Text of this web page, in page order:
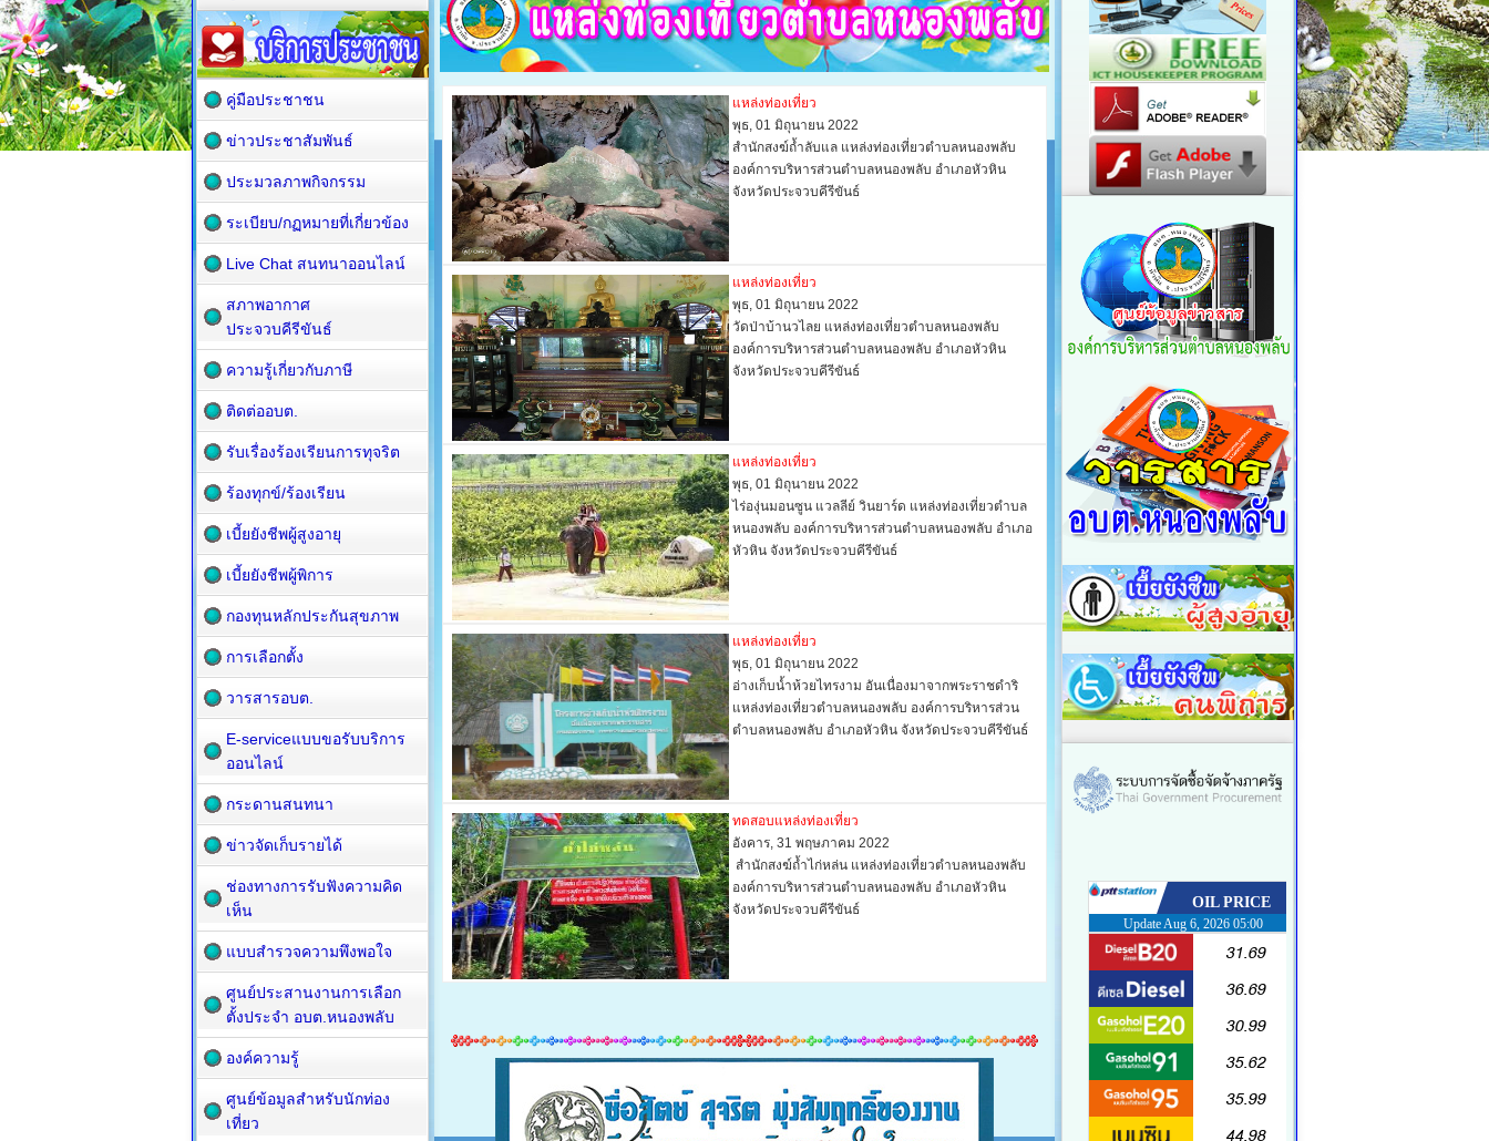
แหล่งท่องเที่ยว
พุธ, 01 มิถุนายน 2022
สำนักสงฆ์ถ้ำลับแล แหล่งท่องเที่ยวตำบลหนองพลับ
องค์การบริหารส่วนตำบลหนองพลับ อำเภอหัวหิน
จังหวัดประจวบคีรีขันธ์
แหล่งท่องเที่ยว
พุธ, 01 มิถุนายน 2022
วัดป่าบ้านวไลย แหล่งท่องเที่ยวตำบลหนองพลับ
องค์การบริหารส่วนตำบลหนองพลับ อำเภอหัวหิน
จังหวัดประจวบคีรีขันธ์
แหล่งท่องเที่ยว
พุธ, 01 มิถุนายน 2022
ไร่องุ่นมอนซูน แวลลีย์ วินยาร์ด แหล่งท่องเที่ยวตำบล
หนองพลับ องค์การบริหารส่วนตำบลหนองพลับ อำเภอ
หัวหิน จังหวัดประจวบคีรีขันธ์
แหล่งท่องเที่ยว
พุธ, 01 มิถุนายน 2022
อ่างเก็บน้ำห้วยไทรงาม อันเนื่องมาจากพระราชดำริ
แหล่งท่องเที่ยวตำบลหนองพลับ องค์การบริหารส่วน
ตำบลหนองพลับ อำเภอหัวหิน จังหวัดประจวบคีรีขันธ์
ทดสอบแหล่งท่องเที่ยว
อังคาร, 31 พฤษภาคม 2022
สำนักสงฆ์ถ้ำไก่หล่น แหล่งท่องเที่ยวตำบลหนองพลับ
องค์การบริหารส่วนตำบลหนองพลับ อำเภอหัวหิน
จังหวัดประจวบคีรีขันธ์
คู่มือประชาชน
ข่าวประชาสัมพันธ์
ประมวลภาพกิจกรรม
ระเบียบ/กฏหมายที่เกี่ยวข้อง
Live Chat สนทนาออนไลน์
สภาพอากาศ
ประจวบคีรีขันธ์
ความรู้เกี่ยวกับภาษี
ติดต่ออบต.
รับเรื่องร้องเรียนการทุจริต
ร้องทุกข์/ร้องเรียน
เบี้ยยังชีพผู้สูงอายุ
เบี้ยยังชีพผู้พิการ
กองทุนหลักประกันสุขภาพ
การเลือกตั้ง
วารสารอบต.
E-serviceแบบขอรับบริการ
ออนไลน์
กระดานสนทนา
ข่าวจัดเก็บรายได้
ช่องทางการรับฟังความคิด
เห็น
แบบสำรวจความพึงพอใจ
ศูนย์ประสานงานการเลือก
ตั้งประจำ อบต.หนองพลับ
องค์ความรู้
ศูนย์ข้อมูลสำหรับนักท่อง
เที่ยว